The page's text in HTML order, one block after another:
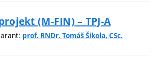
(M-FIN) – TPJ-A
prof. RNDr. Tomáš Šikola, CSc.